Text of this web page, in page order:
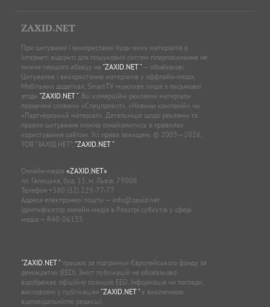
ZAXID.NET
При цитуванні і використанні будь-яких матеріалів в
Інтернеті відкриті для пошукових систем гіперпосилання не
нижче першого абзацу на "ZAXID.NET "— обов’язкові.
Цитування і використання матеріалів у оффлайн-медіа,
Мобільних додатках, SmartTV можливе лише з письмової
згоди "ZAXID.NET ". Всі комерційні рекламні матеріали
позначені словами «Спецпроєкт», «Новини компаній» чи
«Партнерський матеріал». Детальніше щодо реклами та
правил цитування можна ознайомитись в правилах
користування сайтом. Усі права захищені. © 2005—2026,
ТОВ “ЗАХІД.НЕТ”, "ZAXID.NET ".
Онлайн-медіа «ZAXID.NET»
пл. Галицька, буд. 15, м. Львів, 79008
Телефон +380 (32) 229-77-77
Адреса електронної пошти — info@zaxid.net
Ідентифікатор онлайн-медіа в Реєстрі суб'єктів у сфері
медіа — R40-06155
"ZAXID.NET "працює за підтримки Європейського фонду за
демократію (EED). Зміст публікацій не обов’язково
відображає офіційну позицію EED. Інформація чи погляди,
висловлені у публікаціях "ZAXID.NET "є виключною
відповідальністю редакції.